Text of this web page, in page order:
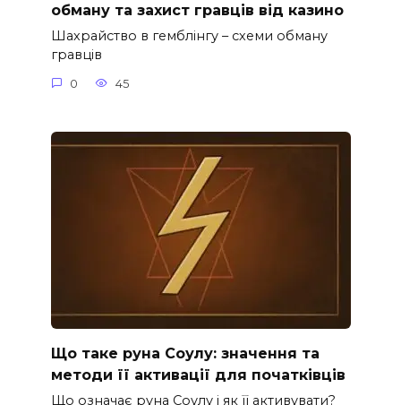
обману та захист гравців від казино
Шахрайство в гемблінгу – схеми обману
гравців
0 45
Що таке руна Соулу: значення та
методи її активації для початківців
Що означає руна Соулу і як її активувати?